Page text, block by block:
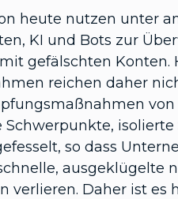
heute nutzen unter
KI und Bots zur
gefälschten Konten.
reichen daher
von
isolierte
so dass
ausgeklügelte
verlieren. Daher ist es